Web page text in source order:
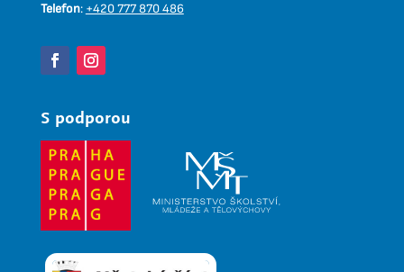
Telefon: +420 777 870 486
S podporou